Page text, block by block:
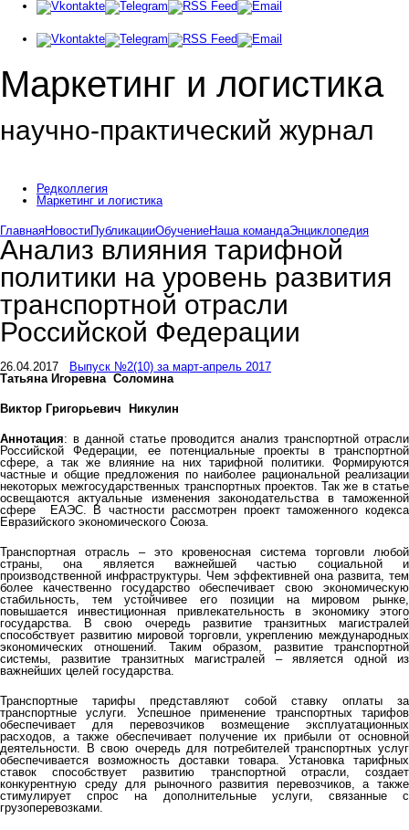
Маркетинг и логистика
научно-практический журнал
Редколлегия
Маркетинг и логистика
ГлавнаяНовостиПубликацииОбучениеНаша командаЭнциклопедия
Анализ влияния тарифной
политики на уровень развития
транспортной отрасли
Российской Федерации
26.04.2017
Выпуск №2(10) за март-апрель 2017
Татьяна Игоревна Соломина
Виктор Григорьевич Никулин
Аннотация: в данной статье проводится анализ транспортной отрасли
Российской Федерации, ее потенциальные проекты в транспортной
сфере, а так же влияние на них тарифной политики. Формируются
частные и общие предложения по наиболее рациональной реализации
некоторых межгосударственных транспортных проектов. Так же в статье
освещаются актуальные изменения законодательства в таможенной
сфере ЕАЭС. В частности рассмотрен проект таможенного кодекса
Евразийского экономического Союза.
Транспортная отрасль – это кровеносная система торговли любой
страны, она является важнейшей частью социальной и
производственной инфраструктуры. Чем эффективней она развита, тем
более качественно государство обеспечивает свою экономическую
стабильность, тем устойчивее его позиции на мировом рынке,
повышается инвестиционная привлекательность в экономику этого
государства. В свою очередь развитие транзитных магистралей
способствует развитию мировой торговли, укреплению международных
экономических отношений. Таким образом, развитие транспортной
системы, развитие транзитных магистралей – является одной из
важнейших целей государства.
Транспортные тарифы представляют собой ставку оплаты за
транспортные услуги. Успешное применение транспортных тарифов
обеспечивает для перевозчиков возмещение эксплуатационных
расходов, а также обеспечивает получение их прибыли от основной
деятельности. В свою очередь для потребителей транспортных услуг
обеспечивается возможность доставки товара. Установка тарифных
ставок способствует развитию транспортной отрасли, создает
конкурентную среду для рыночного развития перевозчиков, а также
стимулирует спрос на дополнительные услуги, связанные с
грузоперевозками.